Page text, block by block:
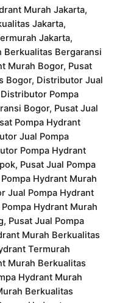
Murah Jakarta,
Jakarta,
Jakarta,
Berkualitas Bergaransi
Murah Bogor, Pusat
Bogor, Distributor Jual
Pompa
Bogor, Pusat Jual
Pompa Hydrant
Jual Pompa
Pompa Hydrant
Pusat Jual Pompa
Hydrant Murah
Jual Pompa Hydrant
Hydrant Murah
Pusat Jual Pompa
Murah Berkualitas
Termurah
Murah Berkualitas
Hydrant Murah
Berkualitas